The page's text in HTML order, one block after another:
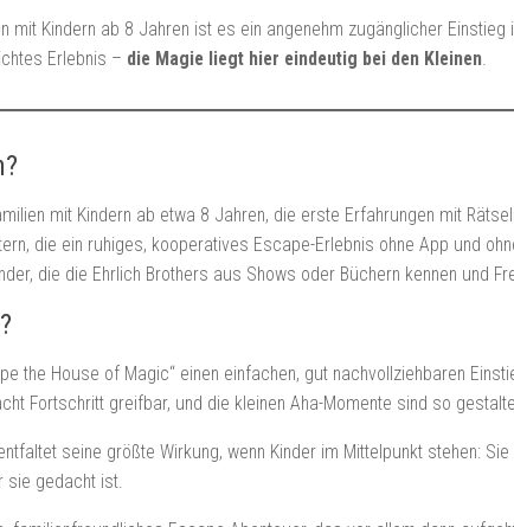
mit Kindern ab 8 Jahren ist es ein angenehm zugänglicher
Erlebnis – die Magie liegt hier eindeutig bei den Kleinen.
mit Kindern ab etwa 8 Jahren, die erste Erfahrungen mit
die ein ruhiges, kooperatives Escape-Erlebnis ohne App und
die die Ehrlich Brothers aus Shows oder Büchern kennen und
the House of Magic“ einen einfachen, gut nachvollziehbaren
Fortschritt greifbar, und die kleinen Aha-Momente sind so
seine größte Wirkung, wenn Kinder im Mittelpunkt stehen:
sie gedacht ist.